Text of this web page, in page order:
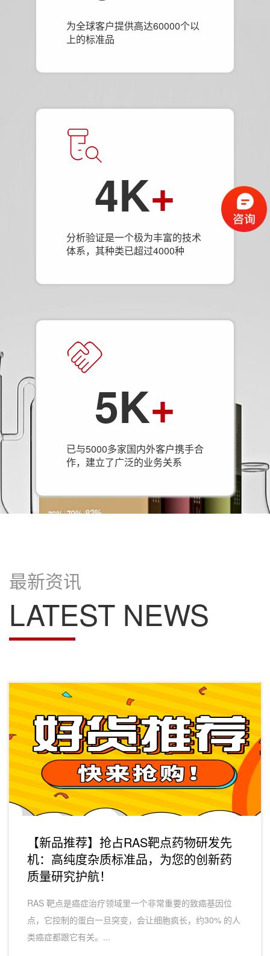
为全球客户提供高达60000个以
上的标准品
4K+
分析验证是一个极为丰富的技术
体系，其种类已超过4000种
5K+
已与5000多家国内外客户携手合
作，建立了广泛的业务关系
最新资讯
LATEST NEWS
【新品推荐】抢占RAS靶点药物研发先
机：高纯度杂质标准品，为您的创新药
质量研究护航！
RAS 靶点‌是癌症治疗领域里一个非常重要的‌致癌基因位
点‌，它控制的蛋白一旦突变，会让细胞疯长，约‌30% 的人
类癌症‌都跟它有关。...